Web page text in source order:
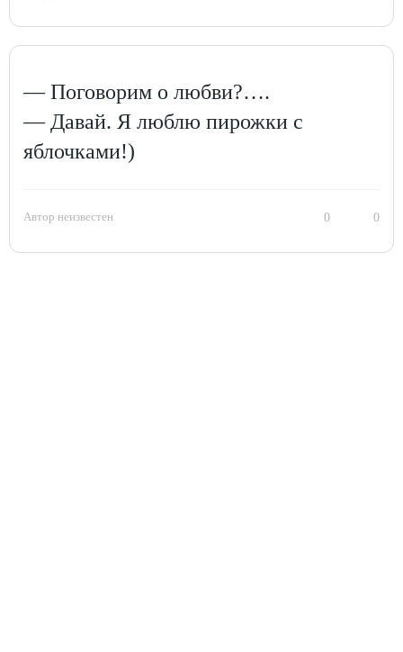
— Поговорим о любви?….
— Давай. Я люблю пирожки с
яблочками!)
Автор неизвестен 0 0